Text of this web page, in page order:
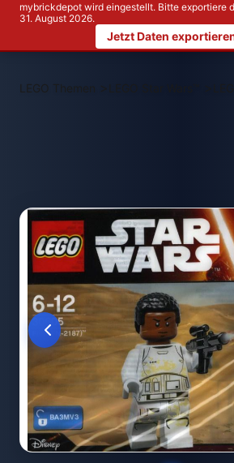
mybrickdepot wird eingestellt. Bitte exportiere
31. August 2026.
Jetzt Daten
LEGO Themen >